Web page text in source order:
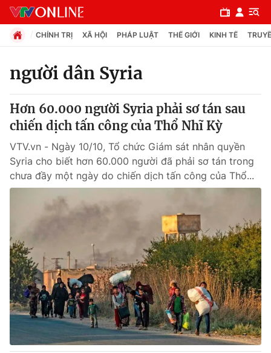
Chuyên mục
Chính trị
Xã hội
Pháp luật
Y tế
Thế giới
Tin tức
Thế giới đó đây
Câu chuyện quốc tế
Kinh tế
Tài chính
Thị trường
Dữ liệu và đời sống
CHÍNH TRỊ XÃ HỘI PHÁP LUẬT THẾ GIỚI KINH TẾ
người dân Syria
Hơn 60.000 người Syria phải sơ tán sau
chiến dịch tấn công của Thổ Nhĩ Kỳ
VTV.vn - Ngày 10/10, Tổ chức Giám sát nhân quyền
Syria cho biết hơn 60.000 người đã phải sơ tán trong
chưa đầy một ngày do chiến dịch tấn công của Thổ...